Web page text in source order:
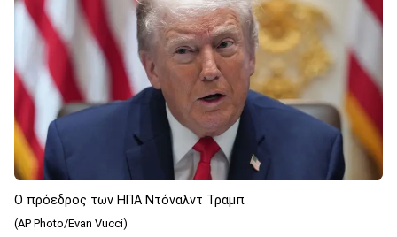
Ο πρόεδρος των ΗΠΑ Ντόναλντ Τραμπ
(AP Photo/Evan Vucci)